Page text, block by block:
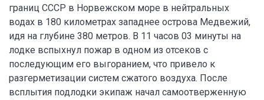
границ СССР в Норвежском море в нейтральных
водах в 180 километрах западнее острова Медвежий,
идя на глубине 380 метров. В 11 часов 03 минуты на
лодке вспыхнул пожар в одном из отсеков с
последующим его выгоранием, что привело к
разгерметизации систем сжатого воздуха. После
всплытия подлодки экипаж начал самоотверженную